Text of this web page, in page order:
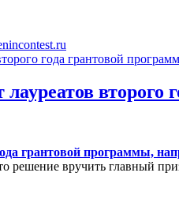
второго
грантовой программы,
решение вручить главный